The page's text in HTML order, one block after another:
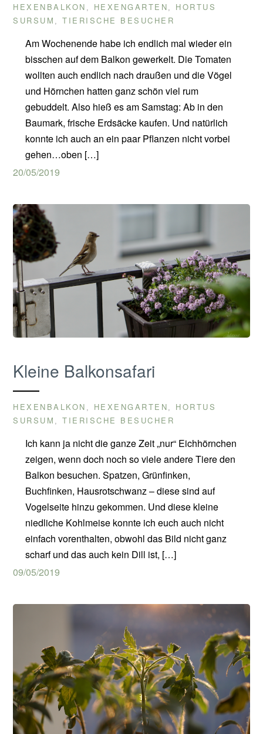
HEXENBALKON HEXENGARTEN
HORTUS
SURSUM
,TIERISCHE BESUCHER
Am Wochenende habe ich endlich mal wieder ein
bisschen auf dem Balkon gewerkelt. Die Tomaten
wollten auch endlich nach draußen und die Vögel
und Hörnchen hatten ganz schön viel rum
gebuddelt. Also hieß es am Samstag: Ab in den
Baumark, frische Erdsäcke kaufen. Und natürlich
konnte ich auch an ein paar Pflanzen nicht vorbei
gehen…oben […]
20/05/2019
Kleine Balkonsafari
HEXENBALKON HEXENGARTEN
HORTUS
SURSUM
,TIERISCHE BESUCHER
Ich kann ja nicht die ganze Zeit „nur“ Eichhörnchen
zeigen, wenn doch noch so viele andere Tiere den
Balkon besuchen. Spatzen, Grünfinken,
Buchfinken, Hausrotschwanz – diese sind auf
Vogelseite hinzu gekommen. Und diese kleine
niedliche Kohlmeise konnte ich euch auch nicht
einfach vorenthalten, obwohl das Bild nicht ganz
scharf und das auch kein Dill ist, […]
09/05/2019